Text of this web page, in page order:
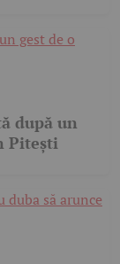
după un
Pitești